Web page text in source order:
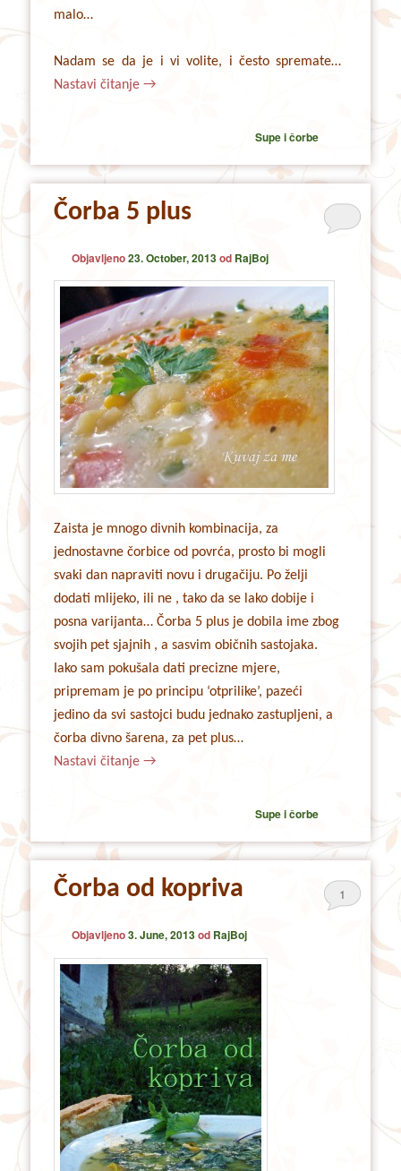
malo…
Nadam se da je i vi volite, i često spremate…
Nastavi čitanje→
Supe i čorbe
Čorba 5 plus
Objavljeno23. October, 2013od RajBoj
Zaista je mnogo divnih kombinacija, za
jednostavne čorbice od povrća, prosto bi mogli
svaki dan napraviti novu i drugačiju. Po želji
dodati mlijeko, ili ne , tako da se lako dobije i
posna varijanta… Čorba 5 plus je dobila ime zbog
svojih pet sjajnih , a sasvim običnih sastojaka.
Iako sam pokušala dati precizne mjere,
pripremam je po principu ‘otprilike’, pazeći
jedino da svi sastojci budu jednako zastupljeni, a
čorba divno šarena, za pet plus…
Nastavi čitanje→
Supe i čorbe
Čorba od kopriva
Objavljeno3. June, 2013od RajBoj
1